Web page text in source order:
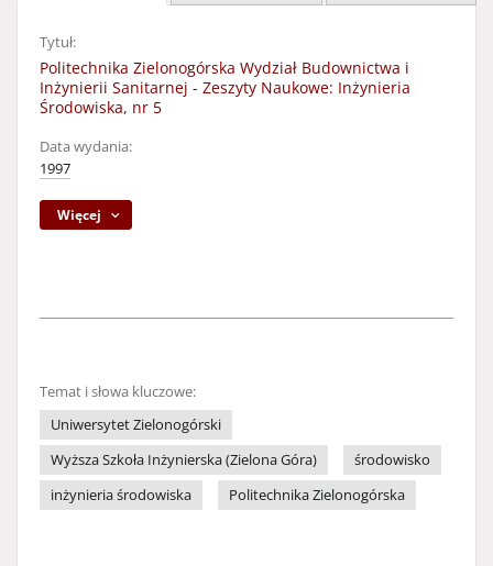
Tytuł:
Politechnika Zielonogórska Wydział Budownictwa i
Inżynierii Sanitarnej - Zeszyty Naukowe: Inżynieria
Środowiska, nr 5
Data wydania:
1997
Więcej
Temat i słowa kluczowe:
Uniwersytet Zielonogórski
Wyższa Szkoła Inżynierska (Zielona Góra)
środowisko
inżynieria środowiska
Politechnika Zielonogórska